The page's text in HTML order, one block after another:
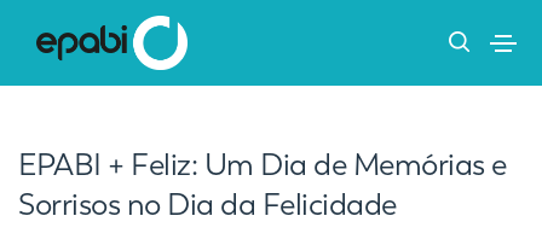
EPABI + Feliz: Um Dia de Memórias e
Sorrisos no Dia da Felicidade